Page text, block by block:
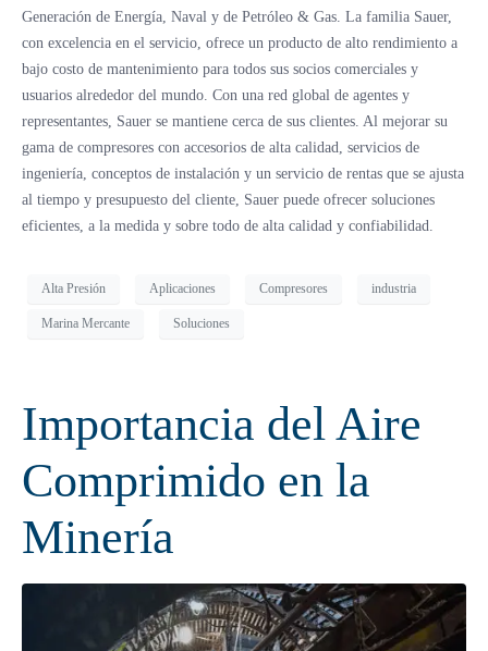
Generación de Energía, Naval y de Petróleo & Gas. La familia Sauer,
con excelencia en el servicio, ofrece un producto de alto rendimiento a
bajo costo de mantenimiento para todos sus socios comerciales y
usuarios alrededor del mundo. Con una red global de agentes y
representantes, Sauer se mantiene cerca de sus clientes. Al mejorar su
gama de compresores con accesorios de alta calidad, servicios de
ingeniería, conceptos de instalación y un servicio de rentas que se ajusta
al tiempo y presupuesto del cliente, Sauer puede ofrecer soluciones
eficientes, a la medida y sobre todo de alta calidad y confiabilidad.
Alta Presión Aplicaciones Compresores industria
Marina Mercante Soluciones
Importancia del Aire
Comprimido en la
Minería